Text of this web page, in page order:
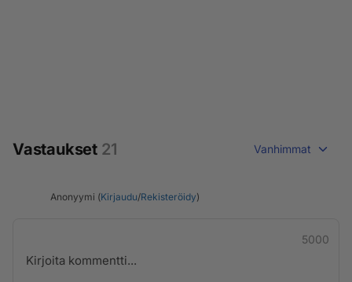
Vastaukset 21 Vanhimmat
Anonyymi (Kirjaudu/Rekisteröidy)
5000